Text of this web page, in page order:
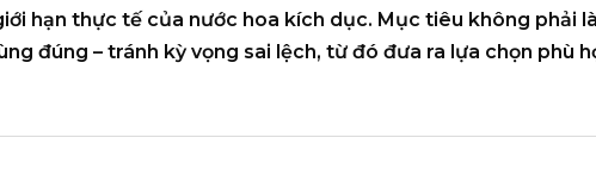
hạn thực tế của nước hoa kích dục. Mục tiêu không phải
đúng – tránh kỳ vọng sai lệch, từ đó đưa ra lựa chọn phù